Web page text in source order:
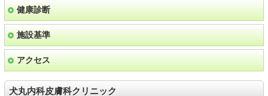
健康診断
施設基準
アクセス
犬丸内科皮膚科クリニック